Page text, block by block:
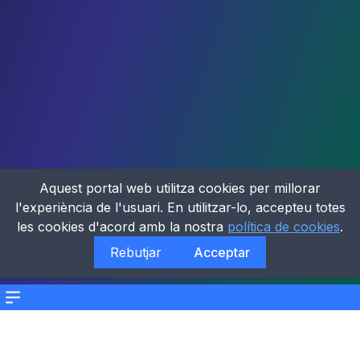
Menu
Aquest portal web utilitza cookies per millorar
l'experiència de l'usuari. En utilitzar-lo, accepteu totes
les cookies d'acord amb la nostra política de cookies.
Rebutjar
Acceptar